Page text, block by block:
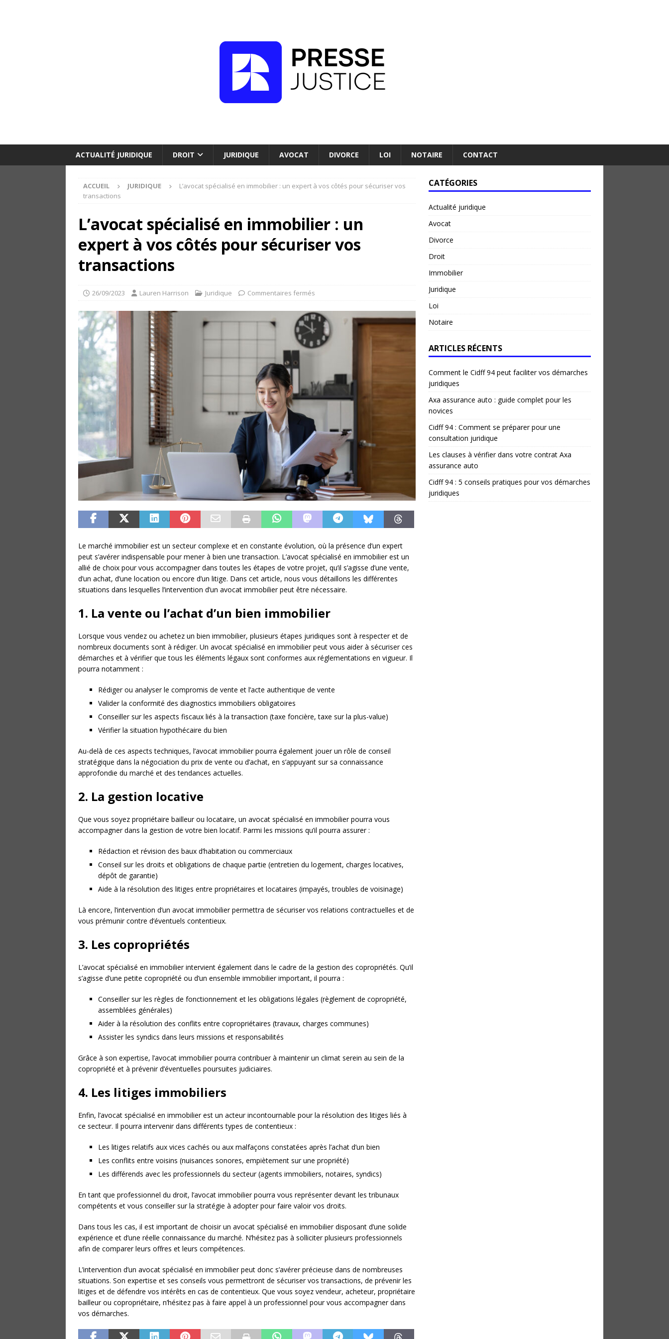
ACTUALITÉ JURIDIQUE DROIT JURIDIQUE AVOCAT DIVORCE LOI NOTAIRE CONTACT
ACCUEIL JURIDIQUE
L’avocat spécialisé en immobilier : un expert à vos côtés pour sécuriser vos
transactions
L’avocat spécialisé en immobilier : un
expert à vos côtés pour sécuriser vos
transactions
26/09/2023 Lauren Harrison Juridique Commentaires fermés
Le marché immobilier est un secteur complexe et en constante évolution, où la présence d’un expert
peut s’avérer indispensable pour mener à bien une transaction. L’avocat spécialisé en immobilier est un
allié de choix pour vous accompagner dans toutes les étapes de votre projet, qu’il s’agisse d’une vente,
d’un achat, d’une location ou encore d’un litige. Dans cet article, nous vous détaillons les différentes
situations dans lesquelles l’intervention d’un avocat immobilier peut être nécessaire.
1. La vente ou l’achat d’un bien immobilier
Lorsque vous vendez ou achetez un bien immobilier, plusieurs étapes juridiques sont à respecter et de
nombreux documents sont à rédiger. Un avocat spécialisé en immobilier peut vous aider à sécuriser ces
démarches et à vérifier que tous les éléments légaux sont conformes aux réglementations en vigueur. Il
pourra notamment :
Rédiger ou analyser le compromis de vente et l’acte authentique de vente
Valider la conformité des diagnostics immobiliers obligatoires
Conseiller sur les aspects fiscaux liés à la transaction (taxe foncière, taxe sur la plus-value)
Vérifier la situation hypothécaire du bien
Au-delà de ces aspects techniques, l’avocat immobilier pourra également jouer un rôle de conseil
stratégique dans la négociation du prix de vente ou d’achat, en s’appuyant sur sa connaissance
approfondie du marché et des tendances actuelles.
2. La gestion locative
Que vous soyez propriétaire bailleur ou locataire, un avocat spécialisé en immobilier pourra vous
accompagner dans la gestion de votre bien locatif. Parmi les missions qu’il pourra assurer :
Rédaction et révision des baux d’habitation ou commerciaux
Conseil sur les droits et obligations de chaque partie (entretien du logement, charges locatives,
dépôt de garantie)
Aide à la résolution des litiges entre propriétaires et locataires (impayés, troubles de voisinage)
Là encore, l’intervention d’un avocat immobilier permettra de sécuriser vos relations contractuelles et de
vous prémunir contre d’éventuels contentieux.
3. Les copropriétés
L’avocat spécialisé en immobilier intervient également dans le cadre de la gestion des copropriétés. Qu’il
s’agisse d’une petite copropriété ou d’un ensemble immobilier important, il pourra :
Conseiller sur les règles de fonctionnement et les obligations légales (règlement de copropriété,
assemblées générales)
Aider à la résolution des conflits entre copropriétaires (travaux, charges communes)
Assister les syndics dans leurs missions et responsabilités
Grâce à son expertise, l’avocat immobilier pourra contribuer à maintenir un climat serein au sein de la
copropriété et à prévenir d’éventuelles poursuites judiciaires.
4. Les litiges immobiliers
Enfin, l’avocat spécialisé en immobilier est un acteur incontournable pour la résolution des litiges liés à
ce secteur. Il pourra intervenir dans différents types de contentieux :
Les litiges relatifs aux vices cachés ou aux malfaçons constatées après l’achat d’un bien
Les conflits entre voisins (nuisances sonores, empiètement sur une propriété)
Les différends avec les professionnels du secteur (agents immobiliers, notaires, syndics)
En tant que professionnel du droit, l’avocat immobilier pourra vous représenter devant les tribunaux
compétents et vous conseiller sur la stratégie à adopter pour faire valoir vos droits.
Dans tous les cas, il est important de choisir un avocat spécialisé en immobilier disposant d’une solide
expérience et d’une réelle connaissance du marché. N’hésitez pas à solliciter plusieurs professionnels
afin de comparer leurs offres et leurs compétences.
L’intervention d’un avocat spécialisé en immobilier peut donc s’avérer précieuse dans de nombreuses
situations. Son expertise et ses conseils vous permettront de sécuriser vos transactions, de prévenir les
litiges et de défendre vos intérêts en cas de contentieux. Que vous soyez vendeur, acheteur, propriétaire
bailleur ou copropriétaire, n’hésitez pas à faire appel à un professionnel pour vous accompagner dans
vos démarches.
CATÉGORIES
Actualité juridique
Avocat
Divorce
Droit
Immobilier
Juridique
Loi
Notaire
ARTICLES RÉCENTS
Comment le Cidff 94 peut faciliter vos démarches
juridiques
Axa assurance auto : guide complet pour les
novices
Cidff 94 : Comment se préparer pour une
consultation juridique
Les clauses à vérifier dans votre contrat Axa
assurance auto
Cidff 94 : 5 conseils pratiques pour vos démarches
juridiques